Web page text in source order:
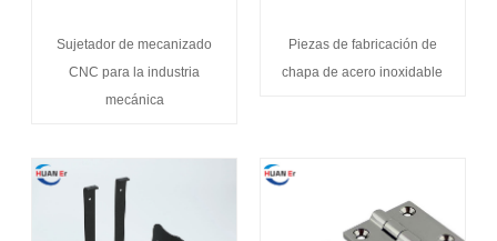
Sujetador de mecanizado
CNC para la industria
mecánica
Piezas de fabricación de
chapa de acero inoxidable